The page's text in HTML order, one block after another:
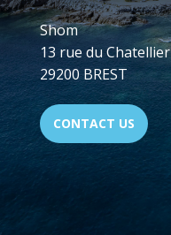
Shom
13 rue du Chatellier
29200 BREST
CONTACT US